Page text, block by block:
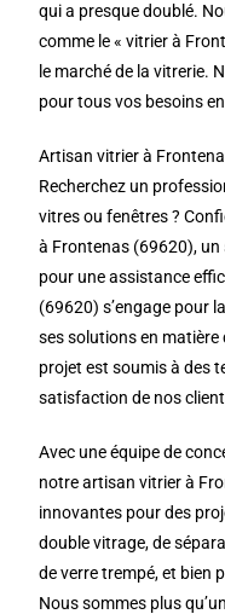
qui a presque doublé.
comme le « vitrier à
le marché de la vitrerie.
pour tous vos besoins
Artisan vitrier à
Recherchez un
vitres ou fenêtres ?
à Frontenas (69620), un
pour une assistance
(69620) s’engage pour
ses solutions en matière
projet est soumis à des
satisfaction de nos
Avec une équipe de
notre artisan vitrier à
innovantes pour des
double vitrage, de
de verre trempé, et bien
Nous sommes plus